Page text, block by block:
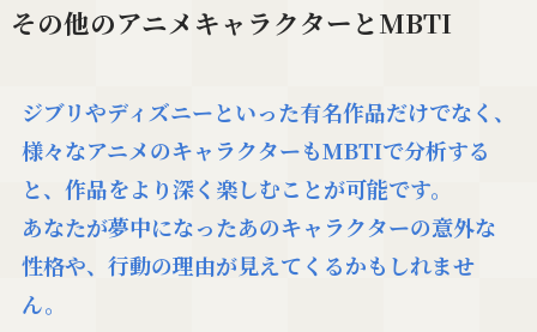
その他のアニメキャラクターとMBTI
ジブリやディズニーといった有名作品だけでなく、
様々なアニメのキャラクターもMBTIで分析する
と、作品をより深く楽しむことが可能です。
あなたが夢中になったあのキャラクターの意外な
性格や、行動の理由が見えてくるかもしれませ
ん。